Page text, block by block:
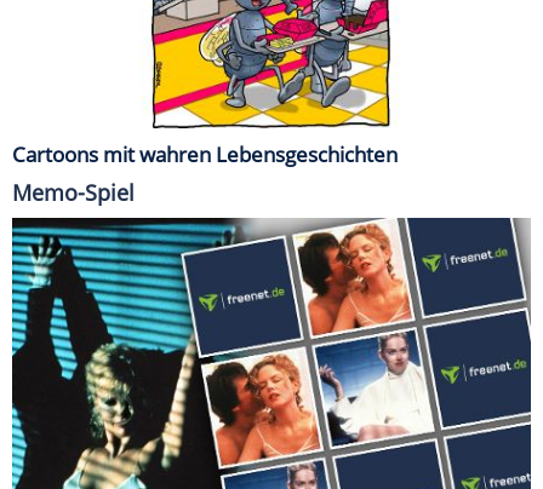
Cartoons mit wahren Lebensgeschichten
Memo-Spiel